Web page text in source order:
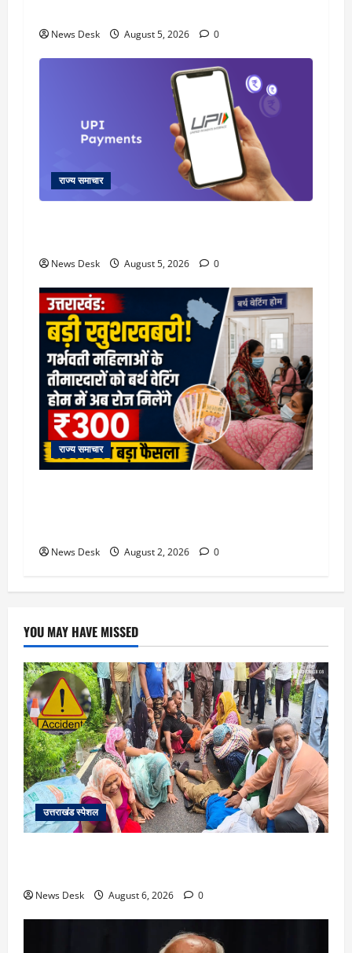
News Desk August 5, 2026 0
राज्य समाचार
News Desk August 5, 2026 0
राज्य समाचार
News Desk August 2, 2026 0
YOU MAY HAVE MISSED
उत्तराखंड स्पेशल
News Desk August 6, 2026 0